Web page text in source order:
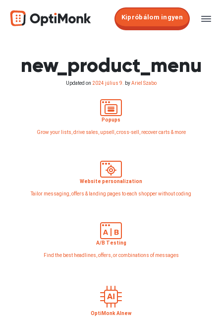
Kipróbálom ingyen
new_product_menu
Updated on 2024 július 9. by Ariel Szabo
Popups
Grow your lists, drive sales, upsell, cross-sell, recover carts & more
Website personalization
Tailor messaging, offers & landing pages to each shopper without coding
A/B Testing
Find the best headlines, offers, or combinations of messages
OptiMonk AI new